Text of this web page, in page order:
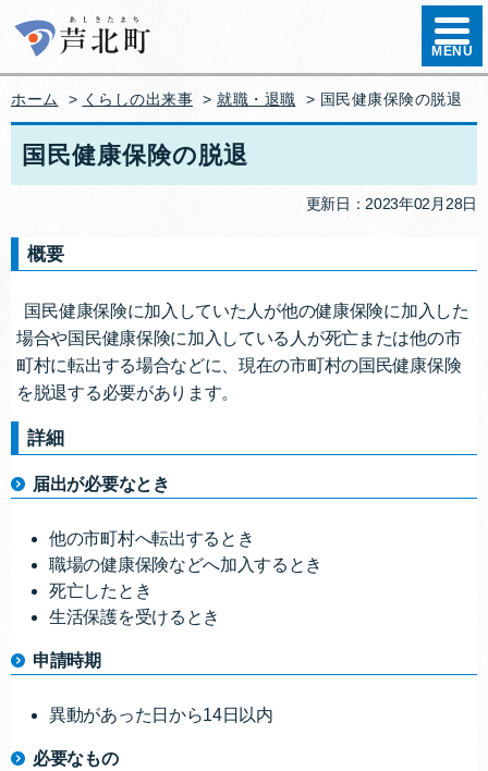
ハンバ
MENU
ホーム > くらしの出来事 > 就職・退職 > 国民健康保険の脱退
国民健康保険の脱退
更新日：2023年02月28日
概要
国民健康保険に加入していた人が他の健康保険に加入した
場合や国民健康保険に加入している人が死亡または他の市
町村に転出する場合などに、現在の市町村の国民健康保険
を脱退する必要があります。
詳細
届出が必要なとき
他の市町村へ転出するとき
職場の健康保険などへ加入するとき
死亡したとき
生活保護を受けるとき
申請時期
異動があった日から14日以内
必要なもの